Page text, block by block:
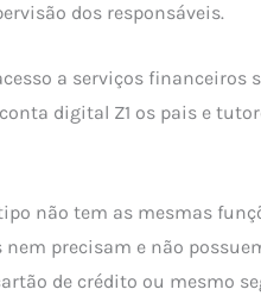
dos responsáveis.
a serviços financeiros
digital Z1 os pais e
não tem as mesmas
precisam e não
de crédito ou mesmo